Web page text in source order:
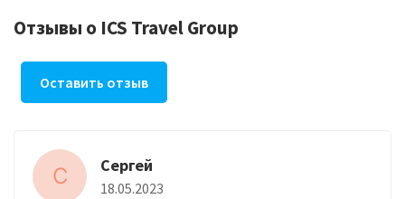
Отзывы о ICS Travel Group
Оставить отзыв
С Сергей
18.05.2023